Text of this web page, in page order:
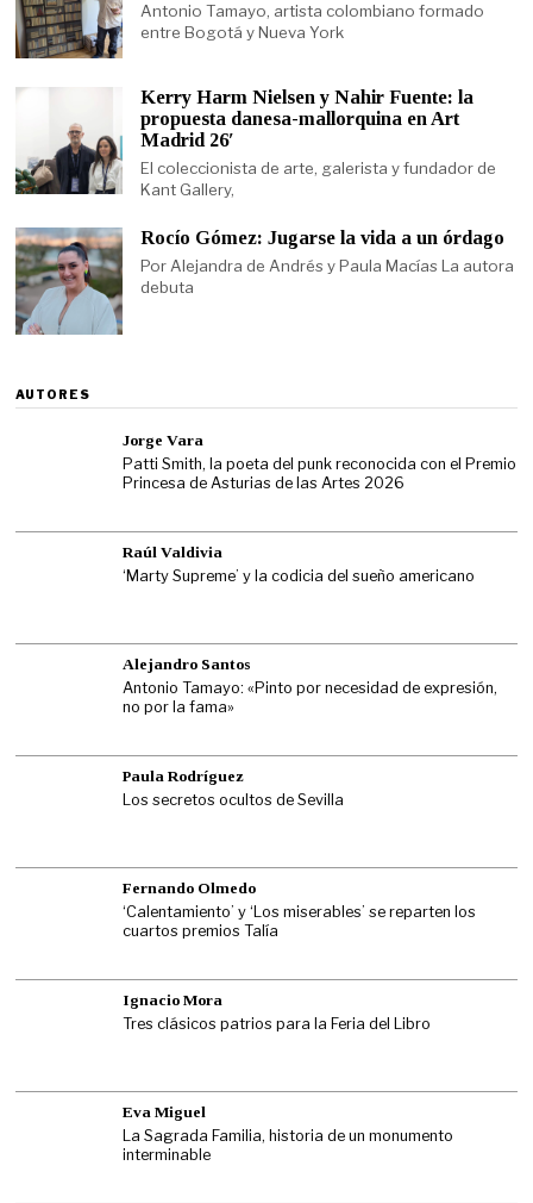
Antonio Tamayo, artista colombiano formado
entre Bogotá y Nueva York
Kerry Harm Nielsen y Nahir Fuente: la
propuesta danesa-mallorquina en Art
Madrid 26′
El coleccionista de arte, galerista y fundador de
Kant Gallery,
Rocío Gómez: Jugarse la vida a un órdago
Por Alejandra de Andrés y Paula Macías La autora
debuta
AUTORES
Jorge Vara
Patti Smith, la poeta del punk reconocida con el Premio
Princesa de Asturias de las Artes 2026
Raúl Valdivia
‘Marty Supreme’ y la codicia del sueño americano
Alejandro Santos
Antonio Tamayo: «Pinto por necesidad de expresión,
no por la fama»
Paula Rodríguez
Los secretos ocultos de Sevilla
Fernando Olmedo
‘Calentamiento’ y ‘Los miserables’ se reparten los
cuartos premios Talía
Ignacio Mora
Tres clásicos patrios para la Feria del Libro
Eva Miguel
La Sagrada Familia, historia de un monumento
interminable